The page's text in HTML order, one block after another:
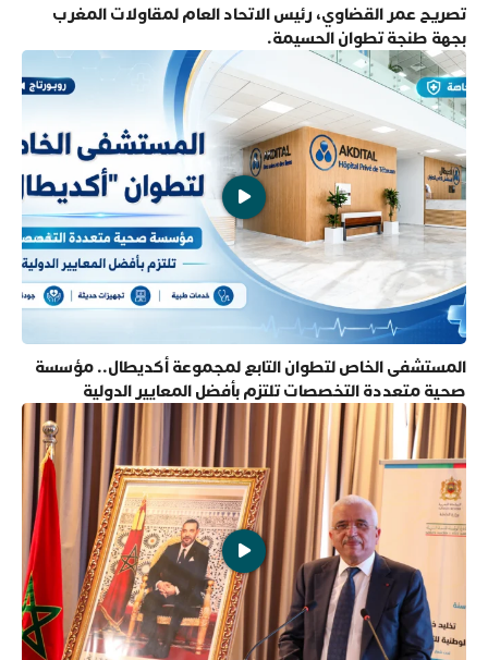
تصريح عمر القضاوي، رئيس الاتحاد العام لمقاولات المغرب
بجهة طنجة تطوان الحسيمة.
المستشفى الخاص لتطوان التابع لمجموعة أكديطال.. مؤسسة
صحية متعددة التخصصات تلتزم بأفضل المعايير الدولية